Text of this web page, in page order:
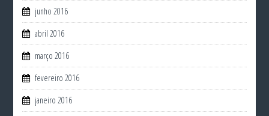
junho 2016
abril 2016
março 2016
fevereiro 2016
janeiro 2016